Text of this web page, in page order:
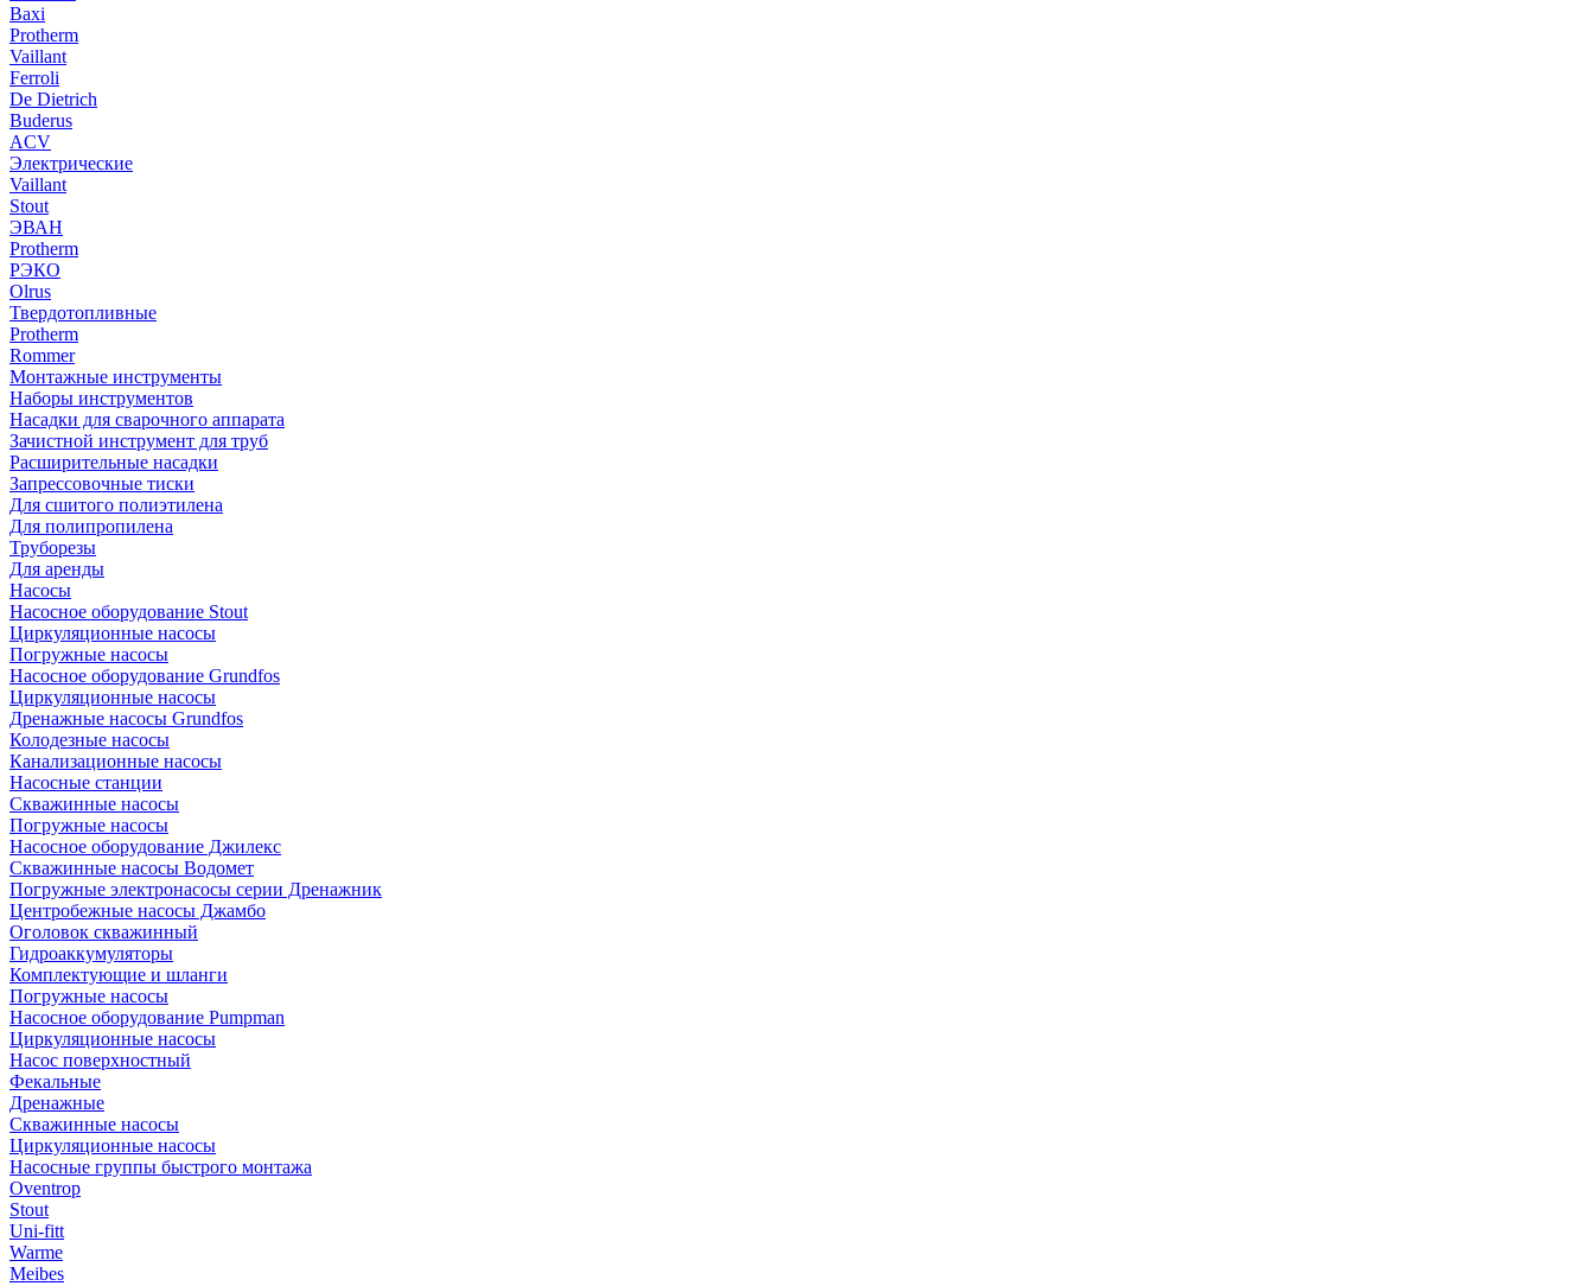
Baxi
Protherm
Vaillant
Ferroli
De Dietrich
Buderus
ACV
Электрические
Vaillant
Stout
ЭВАН
Protherm
РЭКО
Olrus
Твердотопливные
Protherm
Rommer
Монтажные инструменты
Наборы инструментов
Насадки для сварочного аппарата
Зачистной инструмент для труб
Расширительные насадки
Запрессовочные тиски
Для сшитого полиэтилена
Для полипропилена
Труборезы
Для аренды
Насосы
Насосное оборудование Stout
Циркуляционные насосы
Погружные насосы
Насосное оборудование Grundfos
Циркуляционные насосы
Дренажные насосы Grundfos
Колодезные насосы
Канализационные насосы
Насосные станции
Скважинные насосы
Погружные насосы
Насосное оборудование Джилекс
Скважинные насосы Водомет
Погружные электронасосы серии Дренажник
Центробежные насосы Джамбо
Оголовок скважинный
Гидроаккумуляторы
Комплектующие и шланги
Погружные насосы
Насосное оборудование Pumpman
Циркуляционные насосы
Насос поверхностный
Фекальные
Дренажные
Скважинные насосы
Циркуляционные насосы
Насосные группы быстрого монтажа
Oventrop
Stout
Uni-fitt
Warme
Meibes